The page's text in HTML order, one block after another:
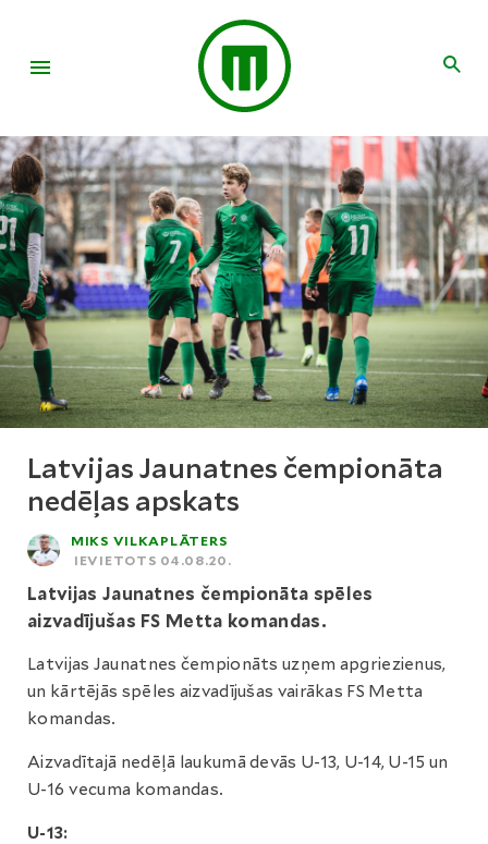
Latvijas Jaunatnes čempionāta
nedēļas apskats
MIKS VILKAPLĀTERS
IEVIETOTS 04.08.20.
Latvijas Jaunatnes čempionāta spēles
aizvadījušas FS Metta komandas.
Latvijas Jaunatnes čempionāts uzņem apgriezienus,
un kārtējās spēles aizvadījušas vairākas FS Metta
komandas.
Aizvadītajā nedēļā laukumā devās U-13, U-14, U-15 un
U-16 vecuma komandas.
U-13: